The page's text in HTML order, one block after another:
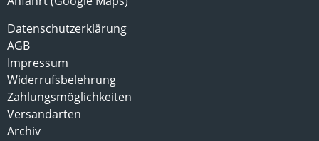
Datenschutzerklärung
AGB
Impressum
Widerrufsbelehrung
Zahlungsmöglichkeiten
Versandarten
Archiv